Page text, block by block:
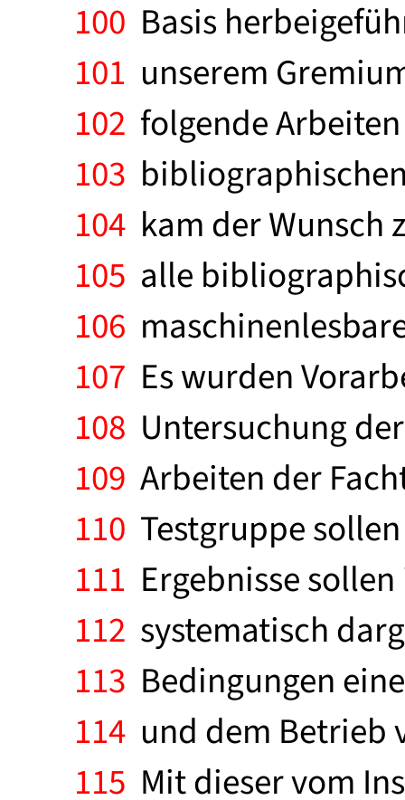
100 Basis
101 unserem
102 folgende
103
104 kam der Wunsch
105 alle
106
107 Es wurden
108 Untersuchung
109 Arbeiten der
110 Testgruppe
111 Ergebnisse
112 systematisch
113 Bedingungen
114 und dem Betrieb
115 Mit dieser vom